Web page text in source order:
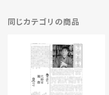
同じカテゴリの商品